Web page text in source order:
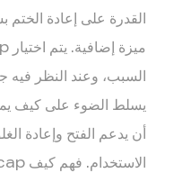
القدرة على إعادة
السبب، وعند النظر فيه
يسلط الضوء على كيف
أن يدعم الفتح وإعادة
الاستخدام. فهم كيف